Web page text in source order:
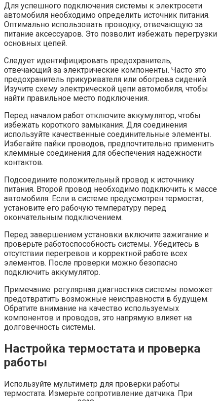
Для успешного подключения системы к электросети
автомобиля необходимо определить источник питания.
Оптимально использовать проводку, отвечающую за
питание аксессуаров. Это позволит избежать перегрузки
основных цепей.
Следует идентифицировать предохранитель,
отвечающий за электрические компоненты. Часто это
предохранитель прикуривателя или обогрева сидений.
Изучите схему электрической цепи автомобиля, чтобы
найти правильное место подключения.
Перед началом работ отключите аккумулятор, чтобы
избежать короткого замыкания. Для соединения
используйте качественные соединительные элементы.
Избегайте пайки проводов, предпочтительно применить
клеммные соединения для обеспечения надежности
контактов.
Подсоедините положительный провод к источнику
питания. Второй провод необходимо подключить к массе
автомобиля. Если в системе предусмотрен термостат,
установите его рабочую температуру перед
окончательным подключением.
Перед завершением установки включите зажигание и
проверьте работоспособность системы. Убедитесь в
отсутствии перегревов и корректной работе всех
элементов. После проверки можно безопасно
подключить аккумулятор.
Примечание: регулярная диагностика системы поможет
предотвратить возможные неисправности в будущем.
Обратите внимание на качество используемых
компонентов и проводов, это напрямую влияет на
долговечность системы.
Настройка термостата и проверка
работы
Используйте мультиметр для проверки работы
термостата. Измерьте сопротивление датчика. При